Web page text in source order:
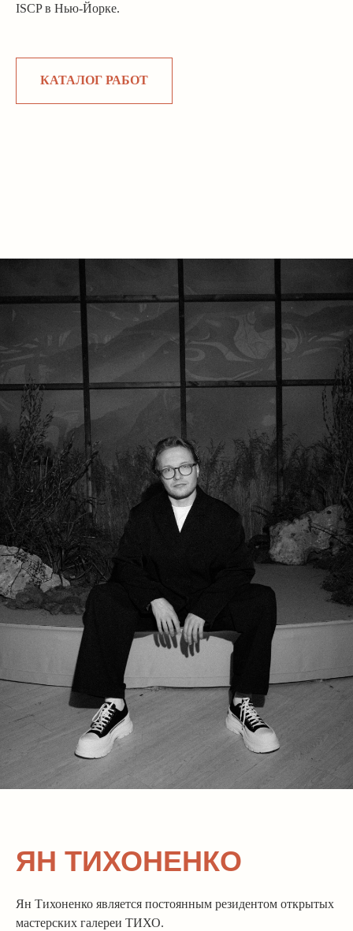
ISCP в Нью-Йорке.
КАТАЛОГ РАБОТ
ЯН ТИХОНЕНКО
Ян Тихоненко является постоянным резидентом открытых
мастерских галереи ТИХО.